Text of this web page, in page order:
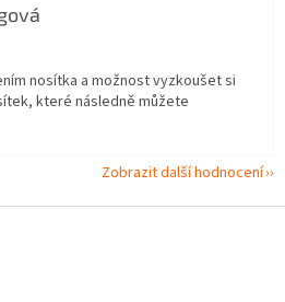
je 5 z 5 hvězdiček.
nosítka a možnost vyzkoušet si
které následně můžete
Zobrazit další hodnocení